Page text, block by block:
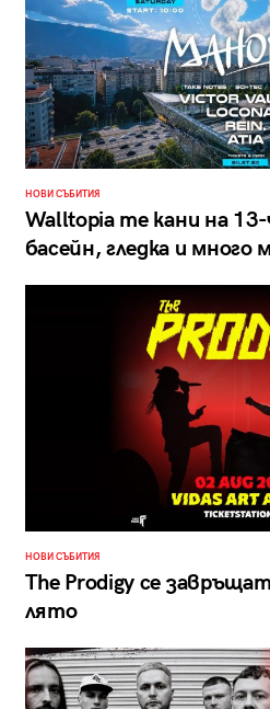
НОВИ СЪБИТИЯ
Walltopia те кани на
басейн, гледка и много
НОВИ СЪБИТИЯ
The Prodigy се
лято